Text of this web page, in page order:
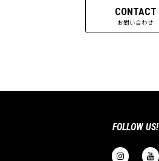
CONTACT
お問い合わせ
FOLLOW US!